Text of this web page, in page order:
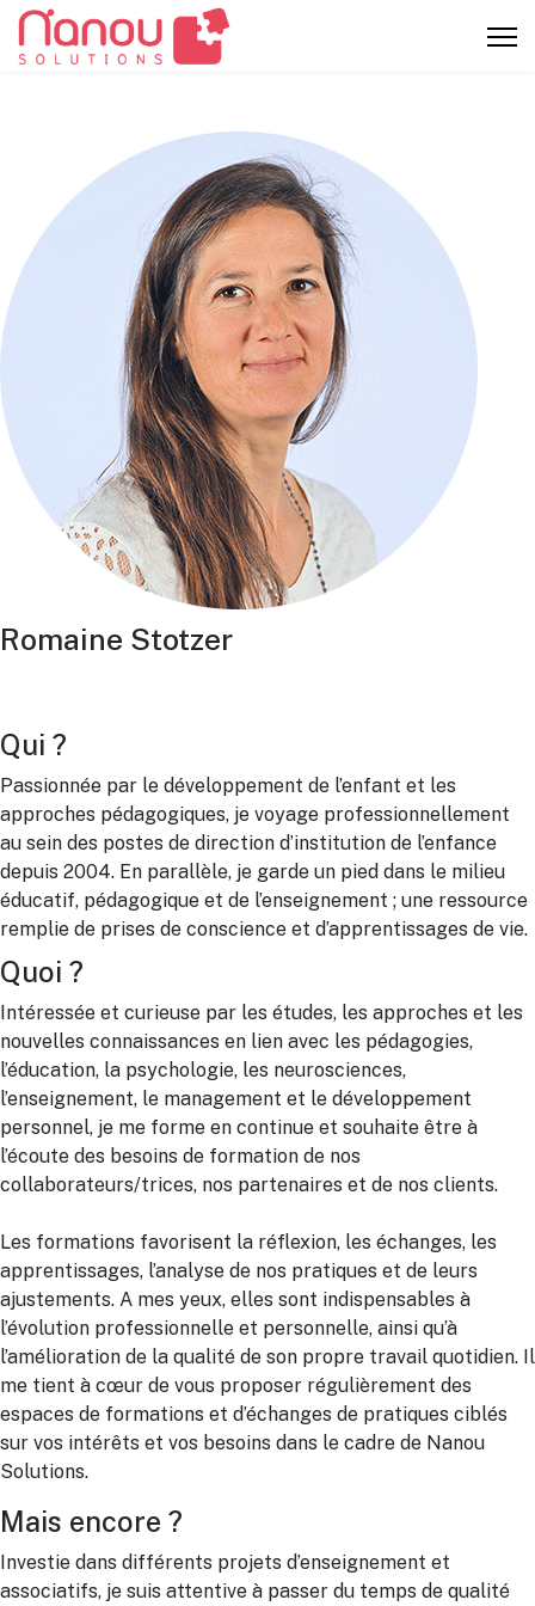
Romaine Stotzer
Qui ?
Passionnée par le développement de l’enfant et les
approches pédagogiques, je voyage professionnellement
au sein des postes de direction d’institution de l’enfance
depuis 2004. En parallèle, je garde un pied dans le milieu
éducatif, pédagogique et de l’enseignement ; une ressource
remplie de prises de conscience et d’apprentissages de vie.
Quoi ?
Intéressée et curieuse par les études, les approches et les
nouvelles connaissances en lien avec les pédagogies,
l’éducation, la psychologie, les neurosciences,
l’enseignement, le management et le développement
personnel, je me forme en continue et souhaite être à
l’écoute des besoins de formation de nos
collaborateurs/trices, nos partenaires et de nos clients.
Les formations favorisent la réflexion, les échanges, les
apprentissages, l’analyse de nos pratiques et de leurs
ajustements. A mes yeux, elles sont indispensables à
l’évolution professionnelle et personnelle, ainsi qu’à
l’amélioration de la qualité de son propre travail quotidien. Il
me tient à cœur de vous proposer régulièrement des
espaces de formations et d’échanges de pratiques ciblés
sur vos intérêts et vos besoins dans le cadre de Nanou
Solutions.
Mais encore ?
Investie dans différents projets d’enseignement et
associatifs, je suis attentive à passer du temps de qualité